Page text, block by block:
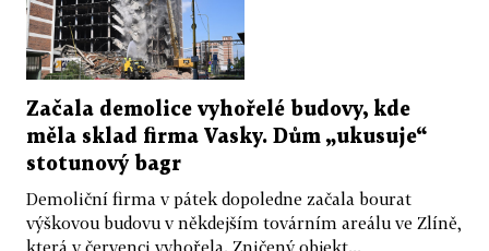
Začala demolice vyhořelé budovy, kde
měla sklad firma Vasky. Dům „ukusuje“
stotunový bagr
Demoliční firma v pátek dopoledne začala bourat
výškovou budovu v někdejším továrním areálu ve Zlíně,
která v červenci vyhořela. Zničený objekt...